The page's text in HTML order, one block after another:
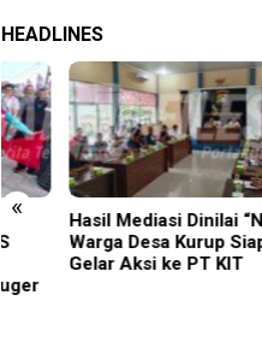
HEADLINES
«
Hasil Mediasi Dinilai “Nol”,
Warga Desa Kurup Siap
Gelar Aksi ke PT KIT